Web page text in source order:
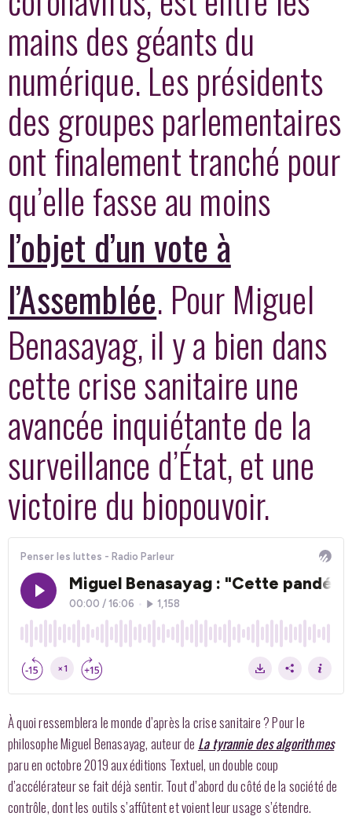
mains des géants du
numérique. Les présidents
des groupes parlementaires
ont finalement tranché pour
qu’elle fasse au moins
l’objet d’un vote à
l’Assemblée. Pour Miguel
Benasayag, il y a bien dans
cette crise sanitaire une
avancée inquiétante de la
surveillance d’État, et une
victoire du biopouvoir.
À quoi ressemblera le monde d’après la crise sanitaire ? Pour le
philosophe Miguel Benasayag, auteur de La tyrannie des algorithmes
paru en octobre 2019 aux éditions Textuel, un double coup
d’accélérateur se fait déjà sentir. Tout d’abord du côté de la société de
contrôle, dont les outils s’affûtent et voient leur usage s’étendre.